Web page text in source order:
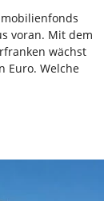
voran. Mit dem
wächst
Euro. Welche